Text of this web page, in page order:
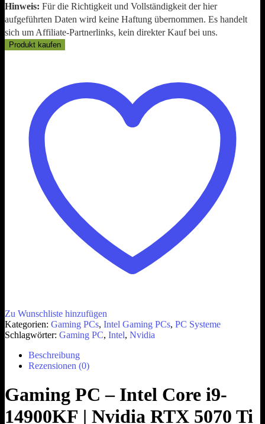
Hinweis: Für die Richtigkeit und Vollständigkeit der hier
aufgeführten Daten wird keine Haftung übernommen. Es handelt
sich um Affiliate-Partnerlinks, kein direkter Kauf bei uns.
Produkt kaufen
Zu Wunschliste hinzufügen
Kategorien: Gaming PCs, Intel Gaming PCs, PC Systeme
Schlagwörter: Gaming PC, Intel, Nvidia
Beschreibung
Rezensionen (0)
Gaming PC – Intel Core i9-
14900KF | Nvidia RTX 5070 Ti